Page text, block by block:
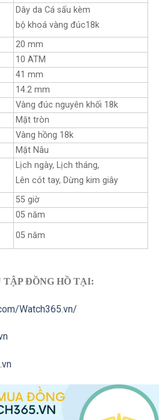
Dây da Cá sấu kèm
bộ khoá vàng đúc18k
20 mm
10 ATM
41 mm
14.2 mm
Vàng đúc nguyên khối 18k
Mặt tròn
Vàng hồng 18k
Mặt Nâu
Lịch ngày, Lịch tháng,
Lên cót tay, Dừng kim giây
55 giờ
05 năm
05 năm
TẬP ĐỒNG HỒ TẠI:
Watch365.vn/